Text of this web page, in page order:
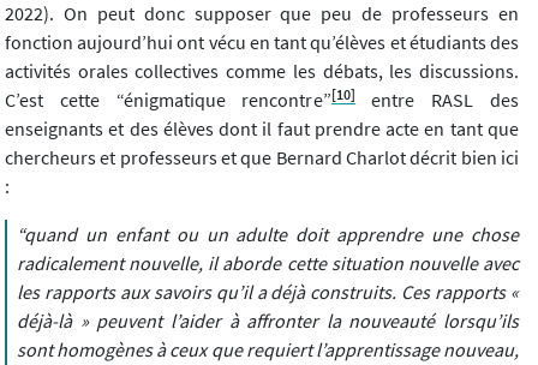
2022). On peut donc supposer que peu de professeurs en
fonction aujourd’hui ont vécu en tant qu’élèves et étudiants des
activités orales collectives comme les débats, les discussions.
C’est cette “énigmatique rencontre”[10]entre RASL des
enseignants et des élèves dont il faut prendre acte en tant que
chercheurs et professeurs et que Bernard Charlot décrit bien ici
:
“quand un enfant ou un adulte doit apprendre une chose
radicalement nouvelle, il aborde cette situation nouvelle avec
les rapports aux savoirs qu’il a déjà construits. Ces rapports «
déjà-là » peuvent l’aider à affronter la nouveauté lorsqu’ils
sont homogènes à ceux que requiert l’apprentissage nouveau,